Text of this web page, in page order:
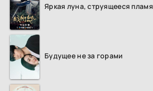
Яркая луна, струящееся пламя
Будущее не за горами